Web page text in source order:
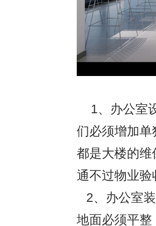
1、办公室
们必须增加
都是大楼的
通不过物业验
2、办公室
地面必须平